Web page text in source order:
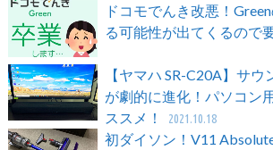
ドコモでんき改悪！
る可能性が出てくるので
【ヤマハ SR-C20A】サ
が劇的に進化！パソコン
ススメ！
2021.10.18
初ダイソン！V11